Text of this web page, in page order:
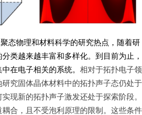
态物理和材料科学的研究热点，随着研
类越来越丰富和多样化。到目前为止，
在电子相关的系统。 相对于拓扑电子领
究固体晶体材料中的拓扑声子态仍处于
现新的拓扑声子激发还处于探索阶段。
合，且不受泡利原理的限制。这些条件